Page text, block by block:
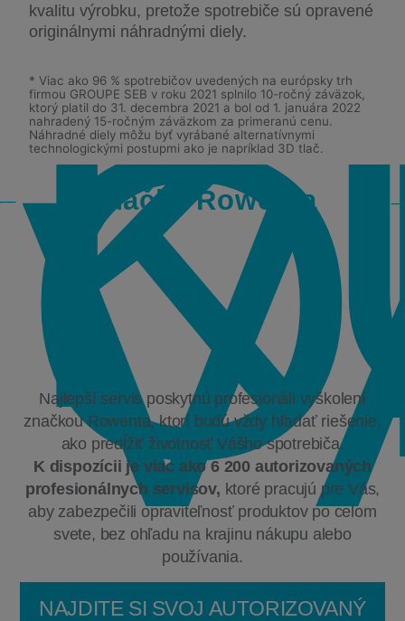
kvalitu výrobku, pretože spotrebiče sú opravené
originálnymi náhradnými diely.
* Viac ako 96 % spotrebičov uvedených na európsky trh
firmou GROUPE SEB v roku 2021 splnilo 10-ročný záväzok,
ktorý platil do 31. decembra 2021 a bol od 1. januára 2022
nahradený 15-ročným záväzkom za primeranú cenu.
Náhradné diely môžu byť vyrábané alternatívnymi
technologickými postupmi ako je napríklad 3D tlač.
Značka Rowenta
Najlepší servis poskytnú profesionáli vyškolení
značkou Rowenta, ktorí budú vždy hľadať riešenie,
ako predĺžiť životnosť Vášho spotrebiča.
K dispozícii je viac ako 6 200 autorizovaných
profesionálnych servisov, ktoré pracujú pre Vás,
aby zabezpečili opraviteľnosť produktov po celom
svete, bez ohľadu na krajinu nákupu alebo
používania.
NAJDITE SI SVOJ AUTORIZOVANÝ